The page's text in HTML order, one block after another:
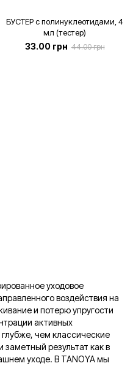
БУСТЕР с полинуклеотидами, 4
мл (тестер)
33.00 грн 44.00 грн
уходовое
воздействия на
и потерю упругости
активных
чем классические
результат как в
уходе. В TANOYA мы